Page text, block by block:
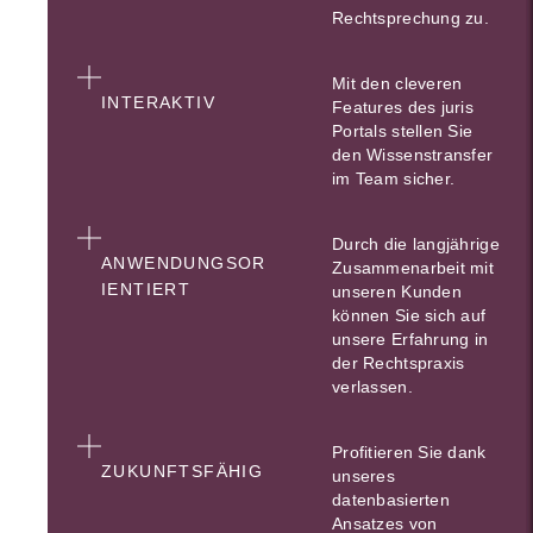
Rechtsprechung zu.
INTERAKTIV
Mit den cleveren
Features des juris
Portals stellen Sie
den Wissenstransfer
im Team sicher.
ANWENDUNGSOR
IENTIERT
Durch die langjährige
Zusammenarbeit mit
unseren Kunden
können Sie sich auf
unsere Erfahrung in
der Rechtspraxis
verlassen.
ZUKUNFTSFÄHIG
Profitieren Sie dank
unseres
datenbasierten
Ansatzes von